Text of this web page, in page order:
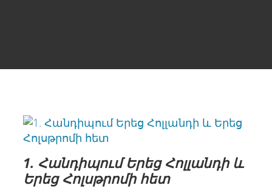
1. Հանդիպում Երեց Հոլլանդի և
Երեց Հոլսթրոմի հետ